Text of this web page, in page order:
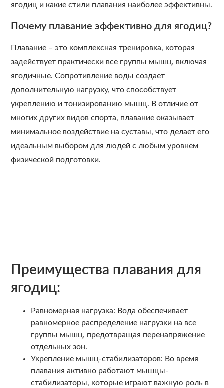
ягодиц и какие стили плавания наиболее эффективны.
Почему плавание эффективно для ягодиц?
Плавание – это комплексная тренировка, которая
задействует практически все группы мышц, включая
ягодичные. Сопротивление воды создает
дополнительную нагрузку, что способствует
укреплению и тонизированию мышц. В отличие от
многих других видов спорта, плавание оказывает
минимальное воздействие на суставы, что делает его
идеальным выбором для людей с любым уровнем
физической подготовки.
Преимущества плавания для
ягодиц:
Равномерная нагрузка: Вода обеспечивает
равномерное распределение нагрузки на все
группы мышц, предотвращая перенапряжение
отдельных зон.
Укрепление мышц-стабилизаторов: Во время
плавания активно работают мышцы-
стабилизаторы, которые играют важную роль в